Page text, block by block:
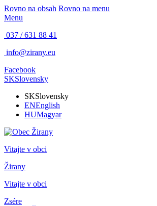
Rovno na obsah Rovno na menu
Menu
037 / 631 88 41
info@zirany.eu
Facebook
SKSlovensky
SKSlovensky
ENEnglish
HUMagyar
Vitajte v obci
Žirany
Vitajte v obci
Zsére